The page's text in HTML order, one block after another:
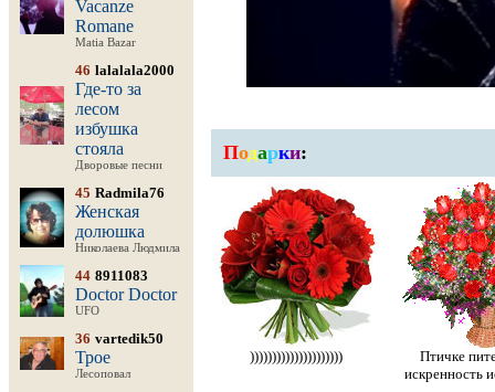
Vacanze
Romane
Matia Bazar
46 lalalala2000
Где-то за
лесом
избушка
стояла
Дворовые песни
45 Radmila76
Женская
долюшка
Николаева Людмила
44 8911083
Doctor Doctor
UFO
36 vartedik50
Трое
Лесоповал
Подарки:
)))))))))))))))))))))
Птичке
искренность